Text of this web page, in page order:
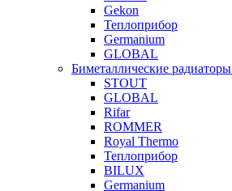
Gekon
Теплоприбор
Germanium
GLOBAL
Биметаллические радиаторы
STOUT
GLOBAL
Rifar
ROMMER
Royal Thermo
Теплоприбор
BILUX
Germanium